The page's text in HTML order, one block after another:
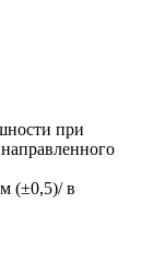
при
(±0,5)/ в